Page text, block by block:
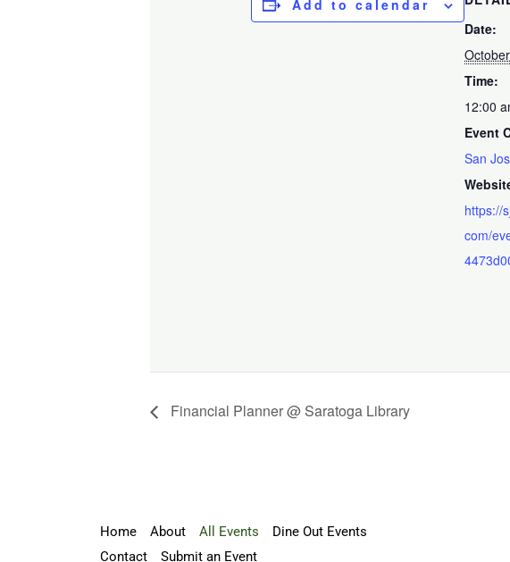
Add to calendar
Date:
Time:
12:00
Event
San
https://
com/
Financial Planner @ Saratoga Library
Home About All Events
Dine Out Events
Contact
Submit an Event